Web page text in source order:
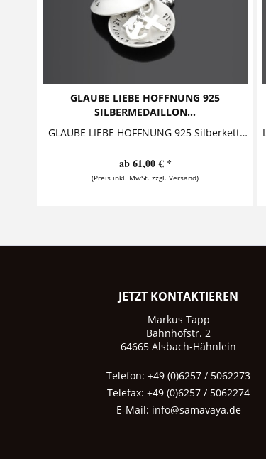
GLAUBE LIEBE HOFFNUNG 925
SILBERMEDAILLON...
GLAUBE LIEBE HOFFNUNG 925 Silberkette zur Taufe mit Anhänger Herz Kreuz Anker Gravurschmuck zur Taufe bestehend aus zwei gewölbten Buttons -...
ab 61,00 € *
(Preis inkl. MwSt. zzgl. Versand)
JETZT KONTAKTIEREN
Markus Tapp
Bahnhofstr. 2
64665 Alsbach-Hähnlein
Telefon: +49 (0)6257 / 5062273
Telefax: +49 (0)6257 / 5062274
E-Mail: info@samavaya.de